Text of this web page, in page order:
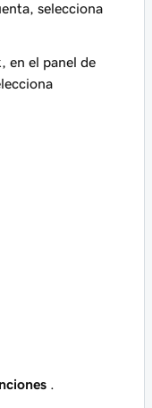
selecciona
en el panel de